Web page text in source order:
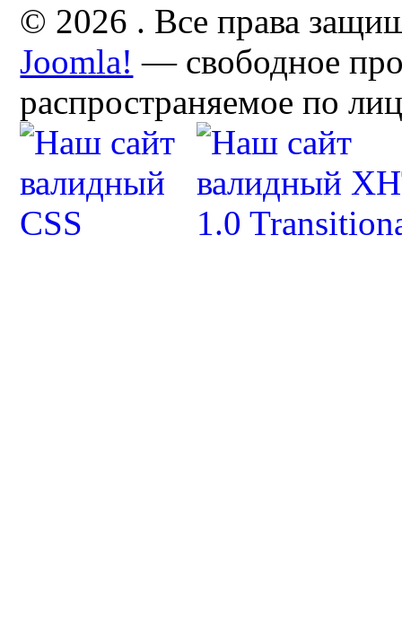
© 2026 . Все права
Joomla! — свободное
распространяемое по